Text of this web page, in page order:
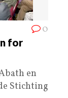
0
for
en
Stichting